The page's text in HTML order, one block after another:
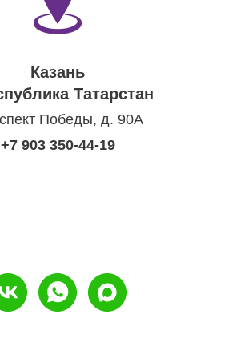
Казань
Татарстан
Победы, д. 90А
+7 903 350-44-19